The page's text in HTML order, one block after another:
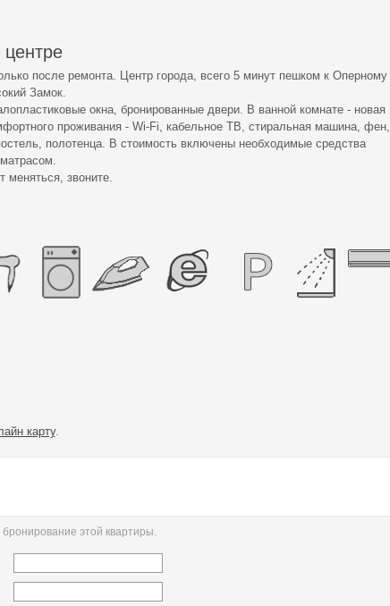
после ремонта. Центр города, всего 5 минут пешком к Оперному
Замок.
окна, бронированные двери. В ванной комнате - новая
проживания - Wi-Fi, кабельное ТВ, стиральная машина, фен,
полотенца. В стоимость включены необходимые средства
меняться, звоните.
карту.
этой квартиры.